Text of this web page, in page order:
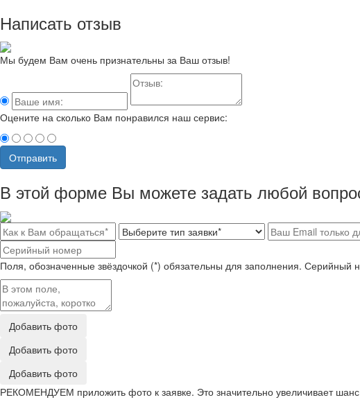
Написать отзыв
Мы будем Вам очень признательны за Ваш отзыв!
Оцените на сколько Вам понравился наш сервис:
Отправить
В этой форме Вы можете задать любой
Поля, обозначенные звёздочкой (*) обязательны для заполнения.
Добавить фото
Добавить фото
Добавить фото
РЕКОМЕНДУЕМ приложить фото к заявке. Это значительно увеличивает